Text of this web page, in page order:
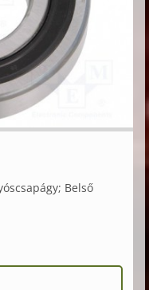
Belső